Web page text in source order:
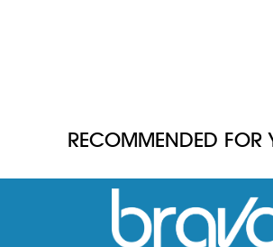
RECOMMENDED FOR